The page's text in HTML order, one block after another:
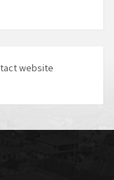
website